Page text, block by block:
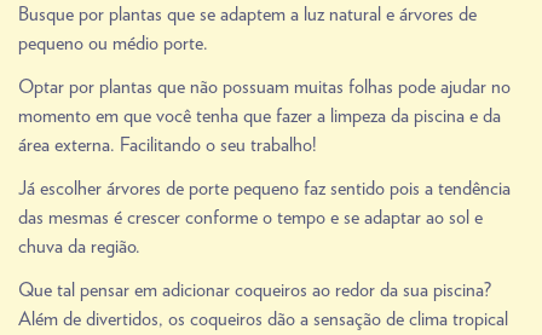
Busque por plantas que se adaptem a luz natural e árvores de
pequeno ou médio porte.
Optar por plantas que não possuam muitas folhas pode ajudar no
momento em que você tenha que fazer a limpeza da piscina e da
área externa. Facilitando o seu trabalho!
Já escolher árvores de porte pequeno faz sentido pois a tendência
das mesmas é crescer conforme o tempo e se adaptar ao sol e
chuva da região.
Que tal pensar em adicionar coqueiros ao redor da sua piscina?
Além de divertidos, os coqueiros dão a sensação de clima tropical